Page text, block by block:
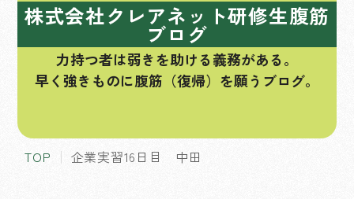
株式会社クレアネット研修生腹筋
ブログ
力持つ者は弱きを助ける義務がある。
早く強きものに腹筋（復帰）を願うブログ。
TOP 企業実習16日目 中田